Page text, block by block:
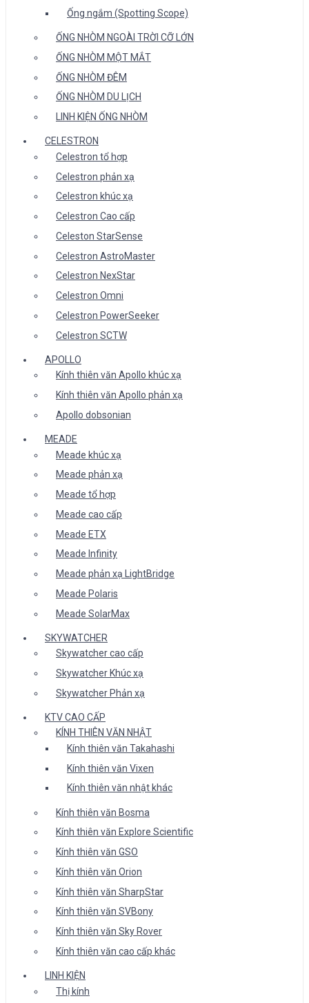
Ống ngắm (Spotting Scope)
ỐNG NHÒM NGOÀI TRỜI CỠ LỚN
ỐNG NHÒM MỘT MẮT
ỐNG NHÒM ĐÊM
ỐNG NHÒM DU LỊCH
LINH KIỆN ỐNG NHÒM
CELESTRON
Celestron tổ hợp
Celestron phản xạ
Celestron khúc xạ
Celestron Cao cấp
Celeston StarSense
Celestron AstroMaster
Celestron NexStar
Celestron Omni
Celestron PowerSeeker
Celestron SCTW
APOLLO
Kính thiên văn Apollo khúc xạ
Kính thiên văn Apollo phản xạ
Apollo dobsonian
MEADE
Meade khúc xạ
Meade phản xạ
Meade tổ hợp
Meade cao cấp
Meade ETX
Meade Infinity
Meade phản xạ LightBridge
Meade Polaris
Meade SolarMax
SKYWATCHER
Skywatcher cao cấp
Skywatcher Khúc xạ
Skywatcher Phản xạ
KTV CAO CẤP
KÍNH THIÊN VĂN NHẬT
Kính thiên văn Takahashi
Kính thiên văn Vixen
Kính thiên văn nhật khác
Kính thiên văn Bosma
Kính thiên văn Explore Scientific
Kính thiên văn GSO
Kính thiên văn Orion
Kính thiên văn SharpStar
Kính thiên văn SVBony
Kính thiên văn Sky Rover
Kính thiên văn cao cấp khác
LINH KIỆN
Thị kính